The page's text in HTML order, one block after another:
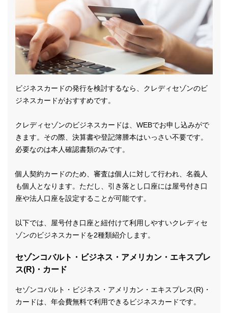
ビジネスカードの発行を検討するなら、クレディセゾンのビ
ジネスカードがおすすめです。
クレディセゾンのビジネスカードは、WEBでお申し込みがで
きます。その際、決算書や登記簿謄本はいっさい不要です。
必要なのは本人確認書類のみです。
個人契約カードのため、審査は個人に対して行われ、名義人
も個人となります。ただし、引き落とし口座には屋号付き口
座や法人口座を設定することが可能です。
以下では、屋号付き口座と紐付けて利用しやすいクレディセ
ゾンのビジネスカードを2種類紹介します。
セゾンコバルト・ビジネス・アメリカン・エキスプレ
ス(R)・カード
セゾンコバルト・ビジネス・アメリカン・エキスプレス(R)・
カードは、年会費無料で利用できるビジネスカードです。